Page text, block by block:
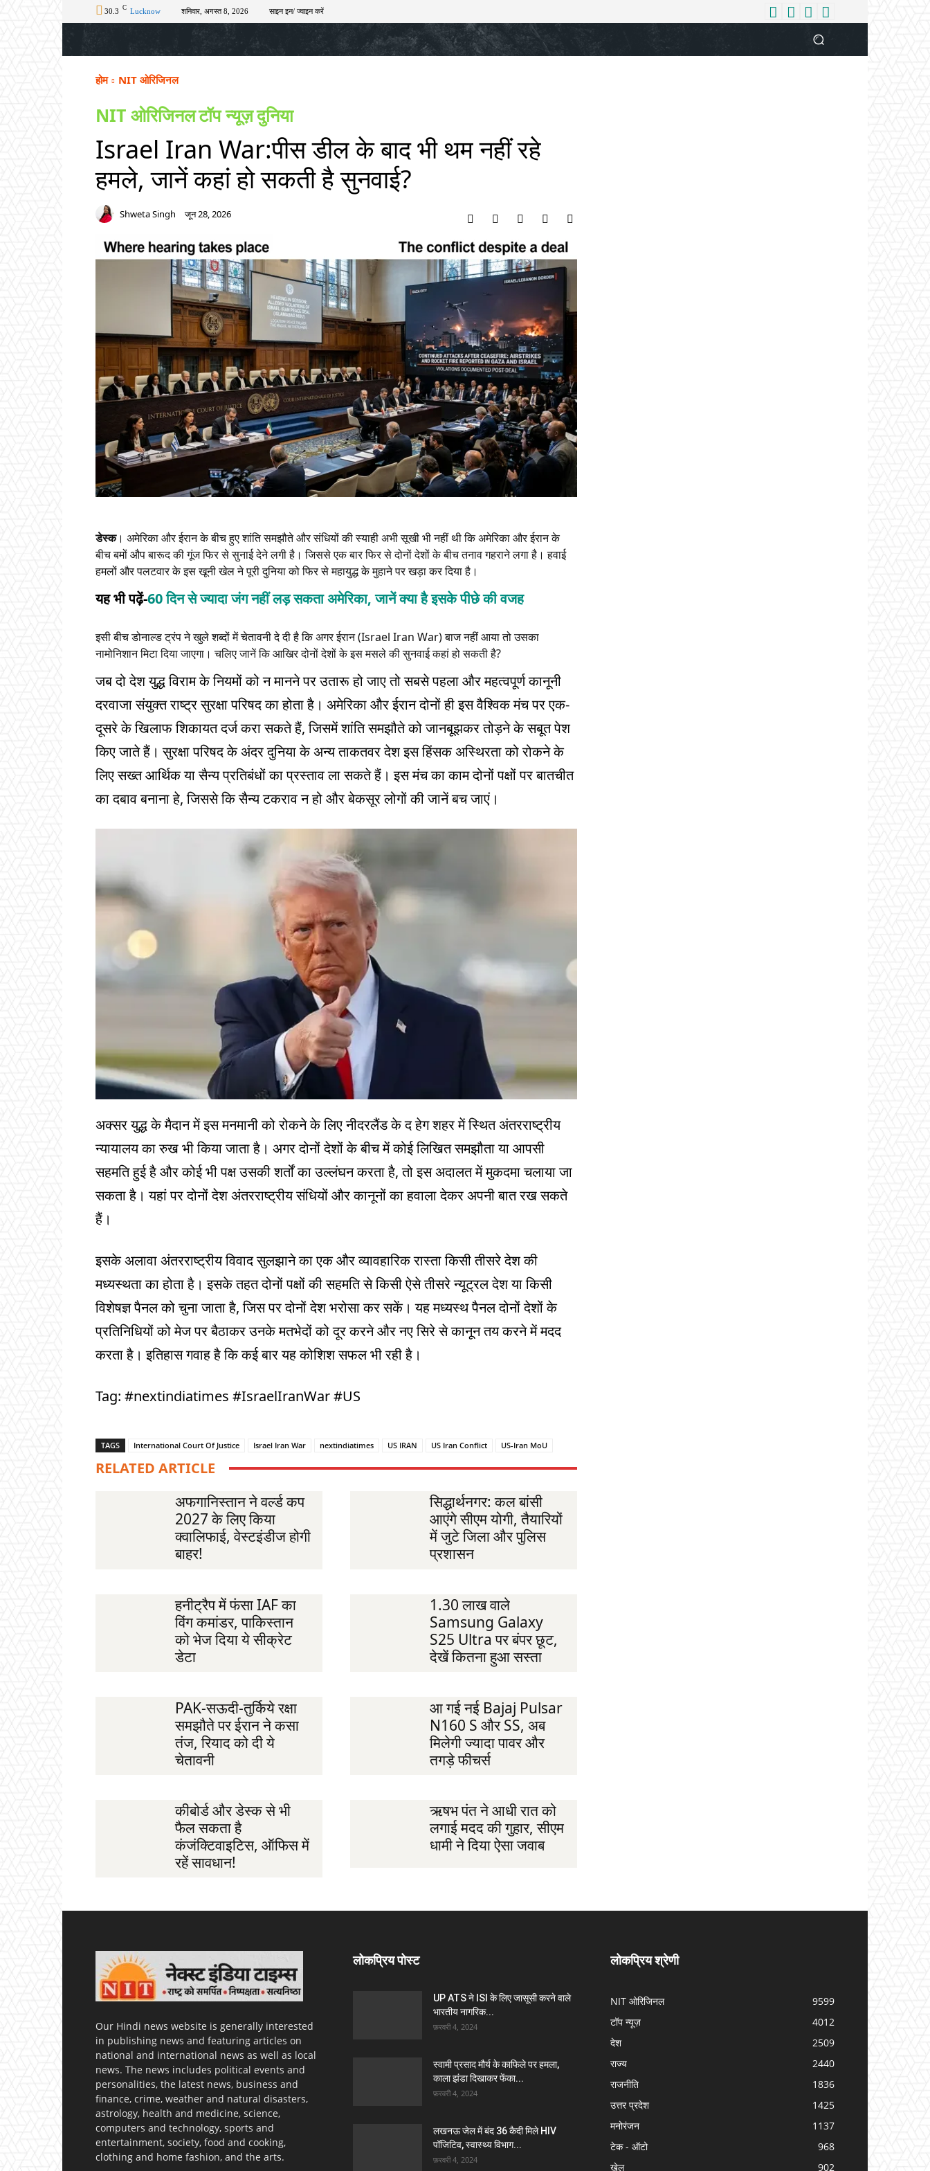
30.3 C Lucknow शनिवार, अगस्त 8, 2026 साइन इन/ ज्वाइन करें
अपराध चुनाव खेल टेक – ऑटो राज्य मनोरंजन लाइफस्टाइल बिजनेस आपकी आवाज
होम NIT ओरिजिनल
NIT ओरिजिनलटॉप न्यूज़दुनिया
Israel Iran War:पीस डील के बाद भी थम नहीं रहे
हमले, जानें कहां हो सकती है सुनवाई?
Shweta Singh जून 28, 2026
डेस्क। अमेरिका और ईरान के बीच हुए शांति समझौते और संधियों की स्याही अभी सूखी भी नहीं थी कि अमेरिका और ईरान के
बीच बमों औप बारूद की गूंज फिर से सुनाई देने लगी है। जिससे एक बार फिर से दोनों देशों के बीच तनाव गहराने लगा है। हवाई
हमलों और पलटवार के इस खूनी खेल ने पूरी दुनिया को फिर से महायुद्ध के मुहाने पर खड़ा कर दिया है।
यह भी पढ़ें-60 दिन से ज्यादा जंग नहीं लड़ सकता अमेरिका, जानें क्या है इसके पीछे की वजह
इसी बीच डोनाल्ड ट्रंप ने खुले शब्दों में चेतावनी दे दी है कि अगर ईरान (Israel Iran War) बाज नहीं आया तो उसका
नामोनिशान मिटा दिया जाएगा। चलिए जानें कि आखिर दोनों देशों के इस मसले की सुनवाई कहां हो सकती है?
जब दो देश युद्ध विराम के नियमों को न मानने पर उतारू हो जाए तो सबसे पहला और महत्वपूर्ण कानूनी
दरवाजा संयुक्त राष्ट्र सुरक्षा परिषद का होता है। अमेरिका और ईरान दोनों ही इस वैश्विक मंच पर एक-
दूसरे के खिलाफ शिकायत दर्ज करा सकते हैं, जिसमें शांति समझौते को जानबूझकर तोड़ने के सबूत पेश
किए जाते हैं। सुरक्षा परिषद के अंदर दुनिया के अन्य ताकतवर देश इस हिंसक अस्थिरता को रोकने के
लिए सख्त आर्थिक या सैन्य प्रतिबंधों का प्रस्ताव ला सकते हैं। इस मंच का काम दोनों पक्षों पर बातचीत
का दबाव बनाना हे, जिससे कि सैन्य टकराव न हो और बेकसूर लोगों की जानें बच जाएं।
अक्सर युद्ध के मैदान में इस मनमानी को रोकने के लिए नीदरलैंड के द हेग शहर में स्थित अंतरराष्ट्रीय
न्यायालय का रुख भी किया जाता है। अगर दोनों देशों के बीच में कोई लिखित समझौता या आपसी
सहमति हुई है और कोई भी पक्ष उसकी शर्तों का उल्लंघन करता है, तो इस अदालत में मुकदमा चलाया जा
सकता है। यहां पर दोनों देश अंतरराष्ट्रीय संधियों और कानूनों का हवाला देकर अपनी बात रख सकते
हैं।
इसके अलावा अंतरराष्ट्रीय विवाद सुलझाने का एक और व्यावहारिक रास्ता किसी तीसरे देश की
मध्यस्थता का होता है। इसके तहत दोनों पक्षों की सहमति से किसी ऐसे तीसरे न्यूट्रल देश या किसी
विशेषज्ञ पैनल को चुना जाता है, जिस पर दोनों देश भरोसा कर सकें। यह मध्यस्थ पैनल दोनों देशों के
प्रतिनिधियों को मेज पर बैठाकर उनके मतभेदों को दूर करने और नए सिरे से कानून तय करने में मदद
करता है। इतिहास गवाह है कि कई बार यह कोशिश सफल भी रही है।
Tag: #nextindiatimes #IsraelIranWar #US
TAGS International Court Of Justice Israel Iran War nextindiatimes US IRAN US Iran Conflict US-Iran MoU
RELATED ARTICLE
अफगानिस्तान ने वर्ल्ड कप
2027 के लिए किया
क्वालिफाई, वेस्टइंडीज होगी
बाहर!
सिद्धार्थनगर: कल बांसी
आएंगे सीएम योगी, तैयारियों
में जुटे जिला और पुलिस
प्रशासन
हनीट्रैप में फंसा IAF का
विंग कमांडर, पाकिस्तान
को भेज दिया ये सीक्रेट
डेटा
1.30 लाख वाले
Samsung Galaxy
S25 Ultra पर बंपर छूट,
देखें कितना हुआ सस्ता
PAK-सऊदी-तुर्किये रक्षा
समझौते पर ईरान ने कसा
तंज, रियाद को दी ये
चेतावनी
आ गई नई Bajaj Pulsar
N160 S और SS, अब
मिलेगी ज्यादा पावर और
तगड़े फीचर्स
कीबोर्ड और डेस्क से भी
फैल सकता है
कंजंक्टिवाइटिस, ऑफिस में
रहें सावधान!
ऋषभ पंत ने आधी रात को
लगाई मदद की गुहार, सीएम
धामी ने दिया ऐसा जवाब
Our Hindi news website is generally interested
in publishing news and featuring articles on
national and international news as well as local
news. The news includes political events and
personalities, the latest news, business and
finance, crime, weather and natural disasters,
astrology, health and medicine, science,
computers and technology, sports and
entertainment, society, food and cooking,
clothing and home fashion, and the arts.
लोकप्रिय पोस्ट
UP ATS ने ISI के लिए जासूसी करने वाले
भारतीय नागरिक...
फ़रवरी 4, 2024
स्वामी प्रसाद मौर्य के काफिले पर हमला,
काला झंडा दिखाकर फेंका...
फ़रवरी 4, 2024
लखनऊ जेल में बंद 36 कैदी मिले HIV
पॉजिटिव, स्वास्थ्य विभाग...
फ़रवरी 4, 2024
लोकप्रिय श्रेणी
NIT ओरिजिनल
9599
टॉप न्यूज़
4012
देश
2509
राज्य
2440
राजनीति
1836
उत्तर प्रदेश
1425
मनोरंजन
1137
टेक - ऑटो
968
खेल
902